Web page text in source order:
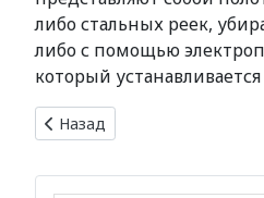
либо стальных реек,
либо с помощью
который
Предыдущий: Формы окон и
Назад